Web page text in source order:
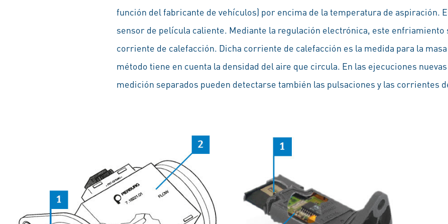
función del fabricante de vehículos) por encima de la temperatura de aspiración.
sensor de película caliente. Mediante la regulación electrónica, este enfriamiento
corriente de calefacción. Dicha corriente de calefacción es la medida para la
método tiene en cuenta la densidad del aire que circula. En las ejecuciones
medición separados pueden detectarse también las pulsaciones y las corrientes